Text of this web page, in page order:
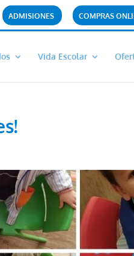
ADMISIONES COMPRAS
Vida Escolar